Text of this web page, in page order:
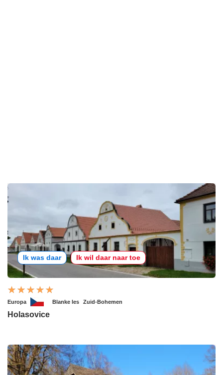
Ik was daar Ik wil daar naar toe
Europa Blanke les Zuid-Bohemen
Holasovice